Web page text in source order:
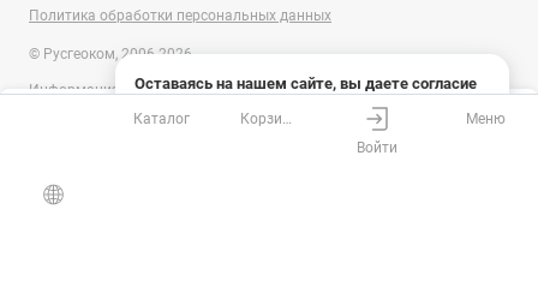
Оставаясь на нашем сайте, вы даете согласие
на использование файлов cookies и сбор данных
системами веб-аналитики
Политика обработки персональных данных
© Русгеоком, 2006-2026
Информация на сайте носит справочный характер и не является
публичной офертой, определяемой положениями Статьи 437
Гражданского кодекса Российской Федерации. Технические
изменены производителем без предварительного уведомления.
Уточняйте информацию у наших менеджеров.
Каталог
Корзина
Войти
Меню